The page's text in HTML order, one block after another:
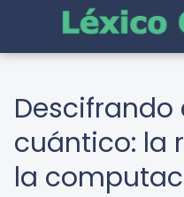
Descifrando
cuántico: la
la